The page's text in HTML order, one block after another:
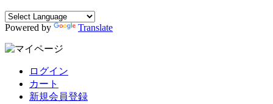
Powered by Translate
ログイン
カート
新規会員登録